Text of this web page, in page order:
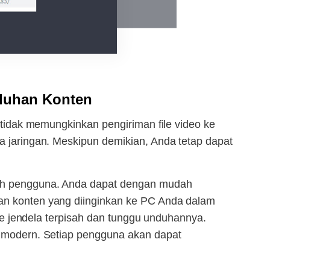
Konten
memungkinkan pengiriman file video ke
jaringan. Meskipun demikian, Anda tetap dapat
pengguna. Anda dapat dengan mudah
konten yang diinginkan ke PC Anda dalam
jendela terpisah dan tunggu unduhannya.
Setiap pengguna akan dapat